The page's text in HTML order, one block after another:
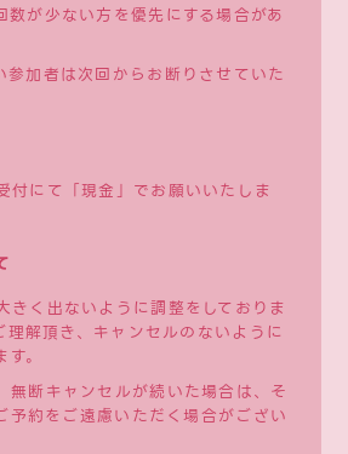
数が少ない方を優先にする場合があ
参加者は次回からお断りさせていた
付にて「現金」でお願いいたしま
きく出ないように調整をしておりま
理解頂き、キャンセルのないように
。
無断キャンセルが続いた場合は、そ
予約をご遠慮いただく場合がござい